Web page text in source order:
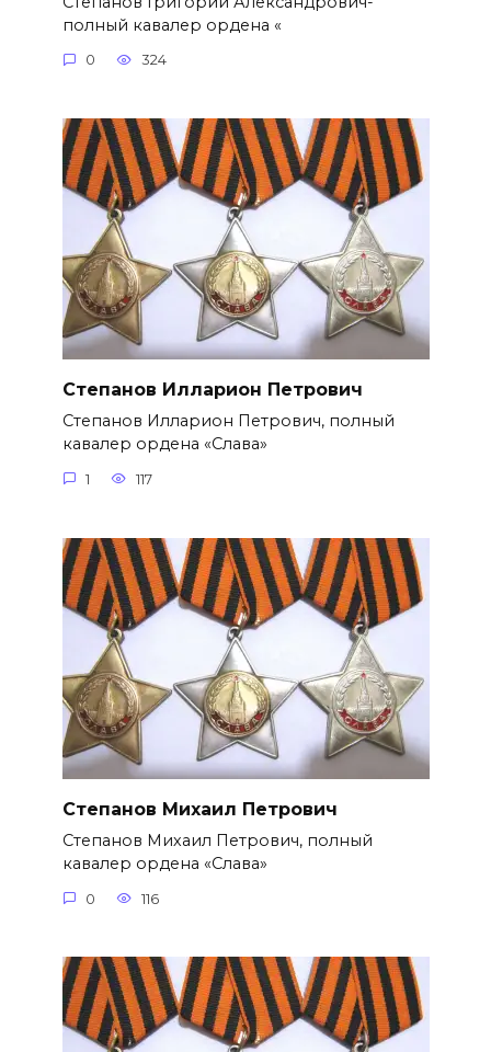
полный кавалер ордена «
0 324
Степанов Илларион Петрович
Степанов Илларион Петрович, полный
кавалер ордена «Слава»
1 117
Степанов Михаил Петрович
Степанов Михаил Петрович, полный
кавалер ордена «Слава»
0 116